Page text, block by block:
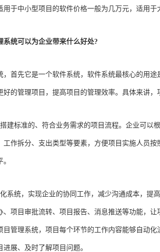
用于中小型项目的软件价格一般为几万元，适用
系统可以为企业带来什么好处?
先它是一个软件系统，软件系统最核心的用途
好的管理项目，提高项目的管理效率。具体来讲，
标准的、符合业务需求的项目流程。企业可以
工作拆分、支出类型等要素，方便项目实施人员
统，实现企业的协同工作，减少沟通成本，提高
、项目审批流转、项目报告、消息推送等功能，
目管理系统，项目每个环节的工作内容能够自动
展、及时了解项目问题。